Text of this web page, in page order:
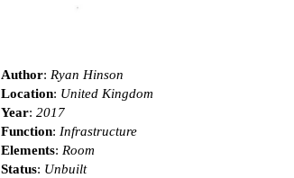
Author: Ryan Hinson
Location: United Kingdom
Year: 2017
Function: Infrastructure
Elements: Room
Status: Unbuilt